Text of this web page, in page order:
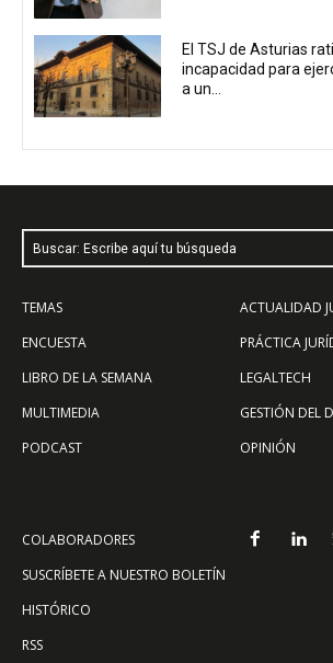
El TSJ de Asturias
incapacidad para
a un...
Buscar: Escribe aquí tu búsqueda
TEMAS
ENCUESTA
LIBRO DE LA SEMANA
MULTIMEDIA
PODCAST
ACTUALIDAD
PRÁCTICA
LEGALTECH
GESTIÓN DEL
OPINIÓN
COLABORADORES
SUSCRÍBETE A NUESTRO BOLETÍN
HISTÓRICO
RSS